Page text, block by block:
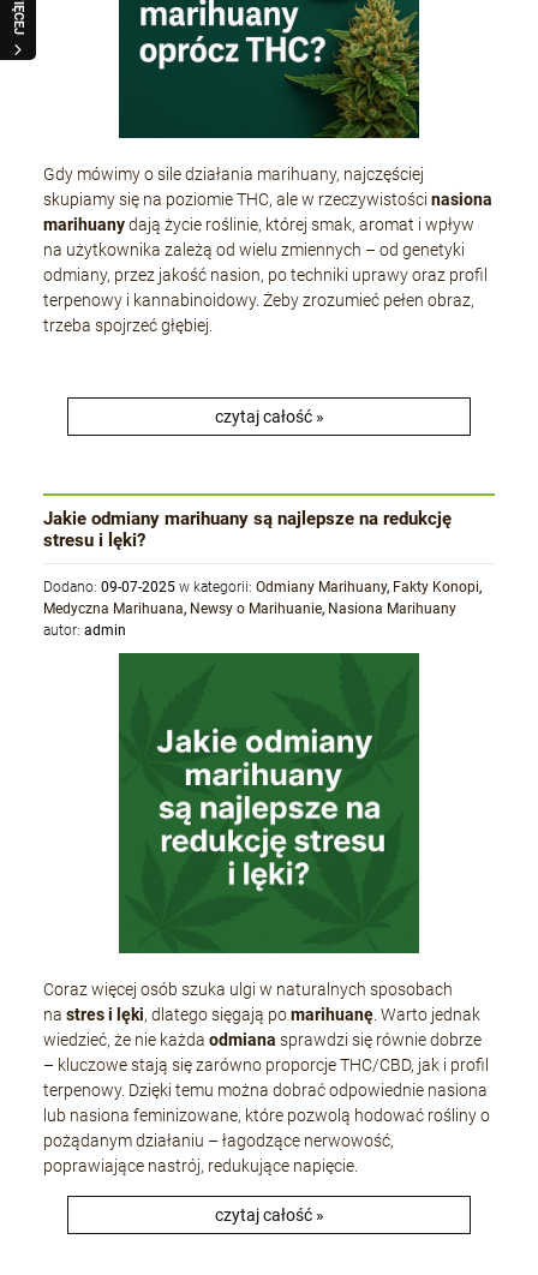
WIĘCEJ
Gdy mówimy o sile działania marihuany, najczęściej
skupiamy się na poziomie THC, ale w rzeczywistościnasiona
marihuanydają życie roślinie, której smak, aromat i wpływ
na użytkownika zależą od wielu zmiennych – od genetyki
odmiany, przez jakość nasion, po techniki uprawy oraz profil
terpenowy i kannabinoidowy. Żeby zrozumieć pełen obraz,
trzeba spojrzeć głębiej.
czytaj całość »
Jakie odmiany marihuany są najlepsze na redukcję
stresu i lęki?
Dodano:09-07-2025 w kategorii:Odmiany Marihuany, Fakty Konopi,
Medyczna Marihuana, Newsy o Marihuanie, Nasiona Marihuany
autor:admin
Coraz więcej osób szuka ulgi w naturalnych sposobach
nastres i lęki, dlatego sięgają pomarihuanę . Warto jednak
wiedzieć, że nie każdaodmiana sprawdzi się równie dobrze
– kluczowe stają się zarówno proporcje THC/CBD, jak i profil
terpenowy. Dzięki temu można dobrać odpowiednie nasiona
lub nasiona feminizowane, które pozwolą hodować rośliny o
pożądanym działaniu – łagodzące nerwowość,
poprawiające nastrój, redukujące napięcie.
czytaj całość »